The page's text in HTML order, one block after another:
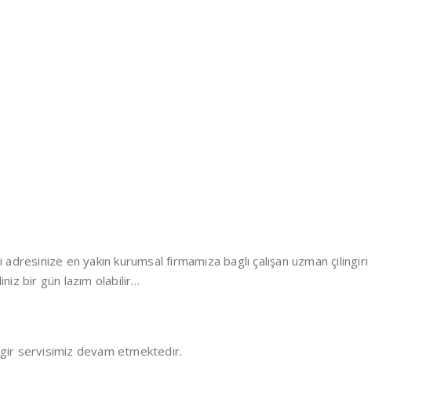
en yakın kurumsal firmamıza baglı çalışan uzman çilingiri
bir gün lazım olabilir…
servisimiz devam etmektedir.